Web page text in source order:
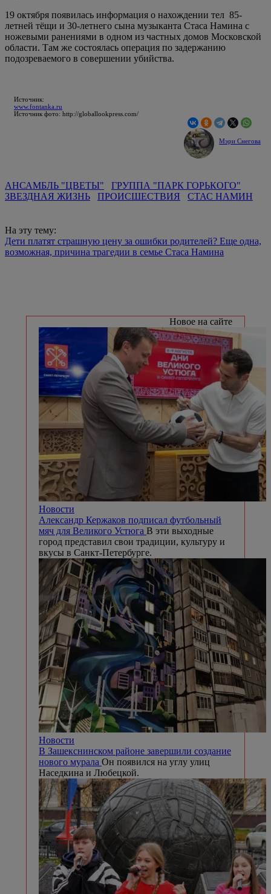
19 октября появилась информация о нахождении тел 85-
летней тёщи и 30-летнего сына музыканта Стаса Намина с
ножевыми ранениями в одном из частных домов Московской
области. Там же состоялась операция по задержанию
подозреваемого в совершении убийства.
Источник:
www.fontanka.ru
Источник фото: http://globallookpress.com/
Мэри Снегова
АНСАМБЛЬ "ЦВЕТЫ"
ГРУППА "ПАРК ГОРЬКОГО"
ЗВЕЗДНАЯ ЖИЗНЬ
ПРОИСШЕСТВИЯ СТАС НАМИН
На эту тему:
Дети платят страшную цену за ошибки родителей? Еще одна,
возможная, причина трагедии в семье Стаса Намина
Новое на сайте
Новости
Александр Кержаков подписал футбольный
мяч для Великого Устюга В эти выходные
город представил свои традиции, культуру и
вкусы в Санкт-Петербурге.
Новости
В Зашекснинском районе завершили создание
нового мурала Он появился на углу улиц
Наседкина и Любецкой.